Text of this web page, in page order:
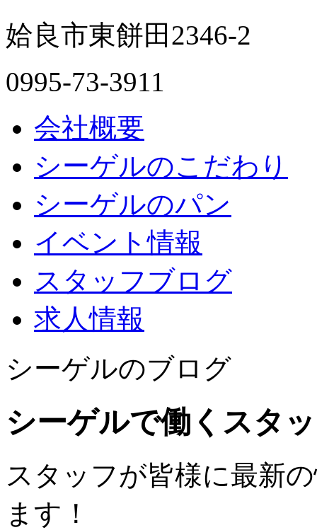
姶良市東餅田2346-2
0995-73-3911
会社概要
シーゲルのこだわり
シーゲルのパン
イベント情報
スタッフブログ
求人情報
シーゲルのブログ
シーゲルで働くスタ
スタッフが皆様に最新
ます！